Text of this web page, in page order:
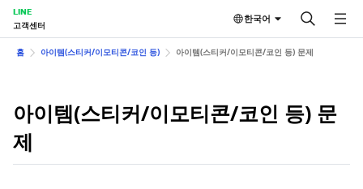
LINE
고객센터
한국어
홈 아이템(스티커/이모티콘/코인 등) 아이템(스티커/이모티콘/코인 등) 문제
아이템(스티커/이모티콘/코인 등) 문
제